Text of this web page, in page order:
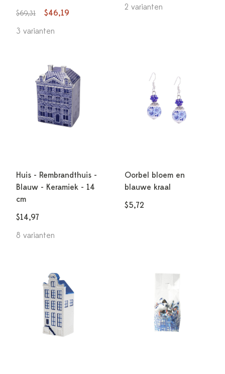
$69,31
$46,19
3 varianten
2 varianten
Huis - Rembrandthuis -
Blauw - Keramiek - 14
cm
$14,97
8 varianten
Oorbel bloem en
blauwe kraal
$5,72